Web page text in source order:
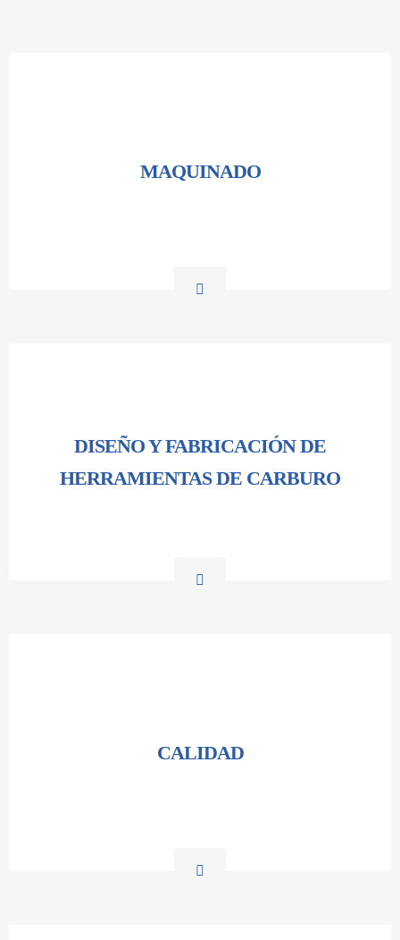
MAQUINADO
DISEÑO Y FABRICACIÓN DE
HERRAMIENTAS DE CARBURO
CALIDAD